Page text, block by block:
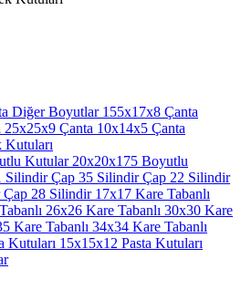
Diğer Boyutlar155x17x8 Çanta
25x25x9 Çanta 10x14x5 Çanta
Kutuları
Kutular20x20x175 Boyutlu
SilindirÇap 35 SilindirÇap 22 Silindir
Çap 28 Silindir17x17 Kare Tabanlı
26x26 Kare Tabanlı 30x30 Kare
Kare Tabanlı 34x34 Kare Tabanlı
Kutuları 15x15x12 Pasta Kutuları